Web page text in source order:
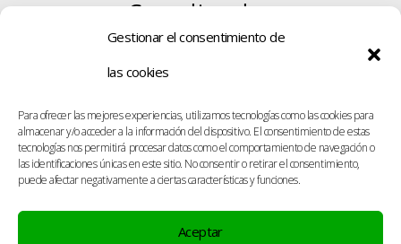
Gestionar el consentimiento de
las cookies
Para ofrecer las mejores experiencias, utilizamos tecnologías como las cookies para
almacenar y/o acceder a la información del dispositivo. El consentimiento de estas
tecnologías nos permitirá procesar datos como el comportamiento de navegación o
las identificaciones únicas en este sitio. No consentir o retirar el consentimiento,
puede afectar negativamente a ciertas características y funciones.
Aceptar
Coordinador